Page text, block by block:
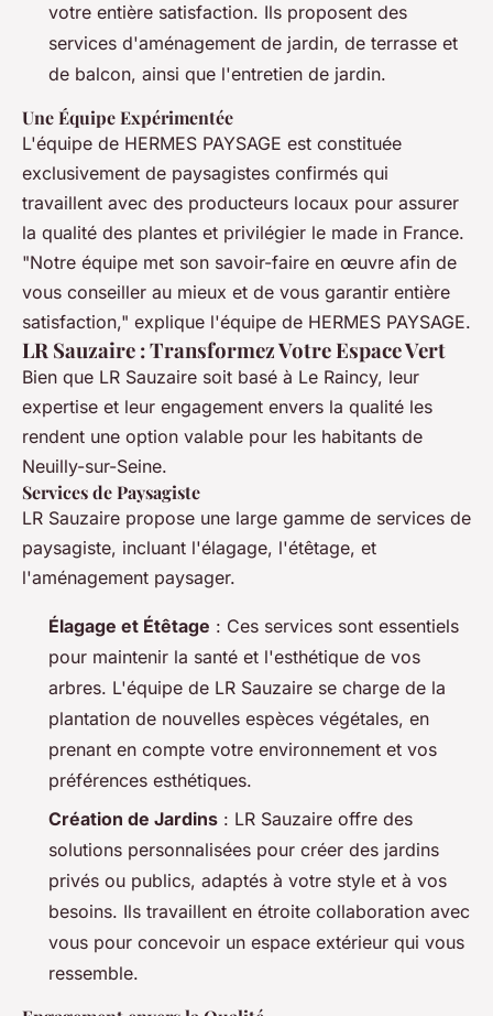
votre entière satisfaction. Ils proposent des
services d'aménagement de jardin, de terrasse et
de balcon, ainsi que l'entretien de jardin.
Une Équipe Expérimentée
L'équipe de HERMES PAYSAGE est constituée
exclusivement de paysagistes confirmés qui
travaillent avec des producteurs locaux pour assurer
la qualité des plantes et privilégier le made in France.
"Notre équipe met son savoir-faire en œuvre afin de
vous conseiller au mieux et de vous garantir entière
satisfaction," explique l'équipe de HERMES PAYSAGE.
LR Sauzaire : Transformez Votre Espace Vert
Bien que LR Sauzaire soit basé à Le Raincy, leur
expertise et leur engagement envers la qualité les
rendent une option valable pour les habitants de
Neuilly-sur-Seine.
Services de Paysagiste
LR Sauzaire propose une large gamme de services de
paysagiste, incluant l'élagage, l'étêtage, et
l'aménagement paysager.
Élagage et Étêtage : Ces services sont essentiels
pour maintenir la santé et l'esthétique de vos
arbres. L'équipe de LR Sauzaire se charge de la
plantation de nouvelles espèces végétales, en
prenant en compte votre environnement et vos
préférences esthétiques.
Création de Jardins : LR Sauzaire offre des
solutions personnalisées pour créer des jardins
privés ou publics, adaptés à votre style et à vos
besoins. Ils travaillent en étroite collaboration avec
vous pour concevoir un espace extérieur qui vous
ressemble.